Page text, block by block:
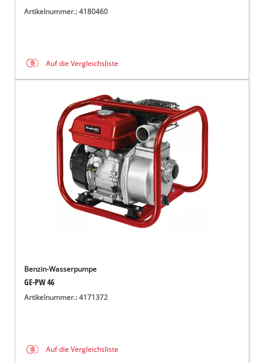
Artikelnummer.: 4180460
Auf die Vergleichsliste
Benzin-Wasserpumpe
GE-PW 46
Artikelnummer.: 4171372
Auf die Vergleichsliste